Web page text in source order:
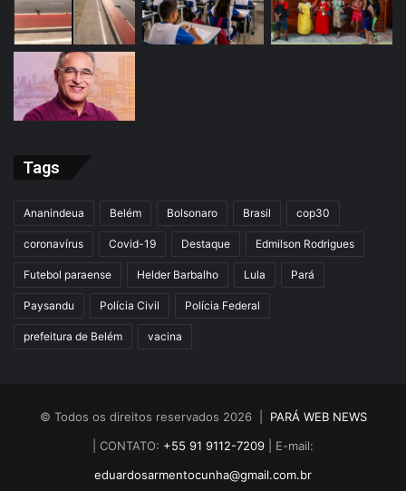
Tags
Ananindeua Belém Bolsonaro Brasil cop30
coronavírus Covid-19 Destaque Edmilson Rodrigues
Futebol paraense Helder Barbalho Lula Pará
Paysandu Polícia Civil Polícia Federal
prefeitura de Belém vacina
© Todos os direitos reservados 2026 | PARÁ WEB NEWS
| CONTATO: +55 91 9112-7209 | E-mail:
eduardosarmentocunha@gmail.com.br